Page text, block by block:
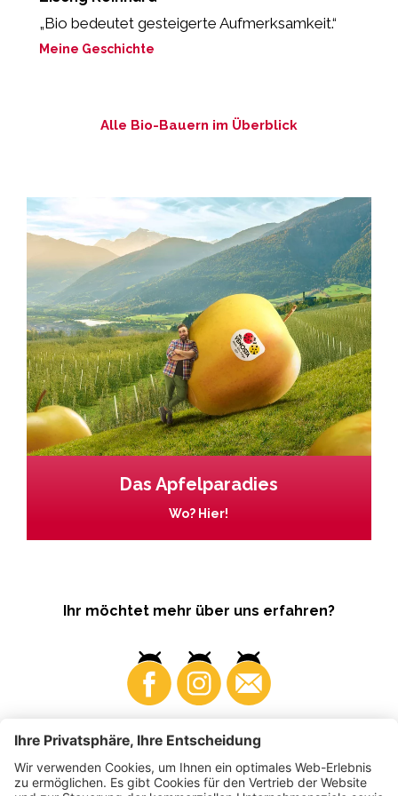
„Bio bedeutet gesteigerte Aufmerksamkeit.“
Meine Geschichte
Alle Bio-Bauern im Überblick
Das Apfelparadies
Wo? Hier!
Ihr möchtet mehr über uns erfahren?
Business Produzenten